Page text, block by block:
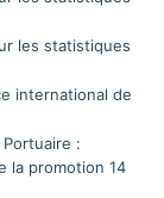
les statistiques
international de
:
la promotion 14